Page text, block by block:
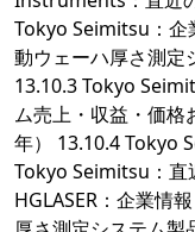
Tokyo Seimitsu：企
動ウェーハ厚さ測定
13.10.3 Tokyo
ム売上・収益・価格
年） 13.10.4 Tokyo
Tokyo Seimitsu：直
HGLASER：企業情